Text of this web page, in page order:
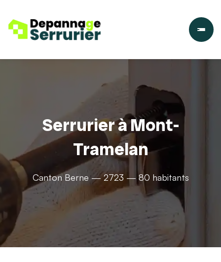
Serrurier à Mont-
Tramelan
Canton Berne — 2723 — 80 habitants